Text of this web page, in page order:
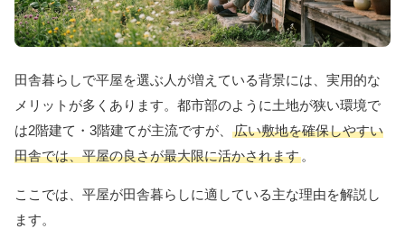
田舎暮らしで平屋を選ぶ人が増えている背景には、実用的な
メリットが多くあります。都市部のように土地が狭い環境で
は2階建て・3階建てが主流ですが、
広い敷地を確保しやすい
田舎では、平屋の良さが最大限に活かされます 。
ここでは、平屋が田舎暮らしに適している主な理由を解説し
ます。